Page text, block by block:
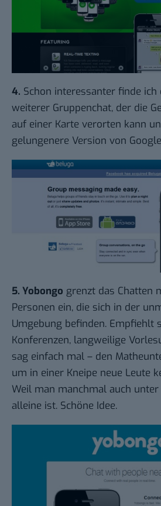
4. Schon interessanter finde ich
weiterer Gruppenchat, der die
auf einer Karte verorten kann
gelungenere Version von
5. Yobongo grenzt das Chatten
Personen ein, die sich in der
Umgebung befinden. Empfiehlt
Konferenzen, langweilige
sag einfach mal – den
um in einer Kneipe neue Leute
Weil man manchmal auch
alleine ist. Schöne Idee.